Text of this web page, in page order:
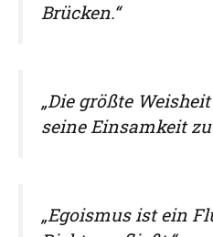
Brücken.“
„Die größte
seine Einsamkeit zu
„Egoismus ist ein